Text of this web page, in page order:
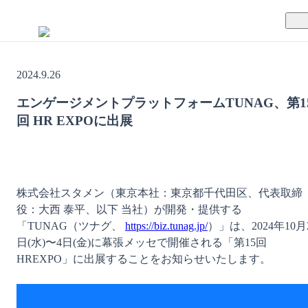
TUNAGの特徴
サポート体制
料金案内
導入事例
運営会社
セミナー
お役立ち資料
2024.9.26
エンゲージメントプラットフォームTUNAG、第
回 HR EXPOに出展
株式会社スタメン（東京本社：東京都千代田区、代表取締
役：大西 泰平、以下 当社）が開発・提供する
「TUNAG（ツナグ、 https://biz.tunag.jp/）」は、2024年10
日(水)〜4日(金)に幕張メッセで開催される「第15回
HREXPO」に出展することをお知らせいたします。